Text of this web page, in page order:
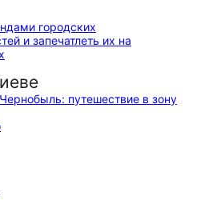
городских
и запечатлеть их на